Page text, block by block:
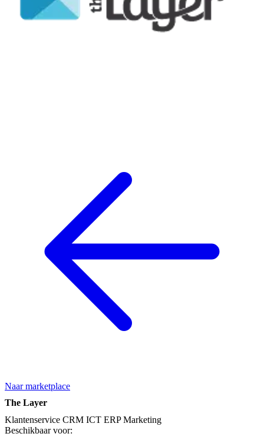
Naar marketplace
The Layer
Klantenservice CRM ICT ERP Marketing
Beschikbaar voor: